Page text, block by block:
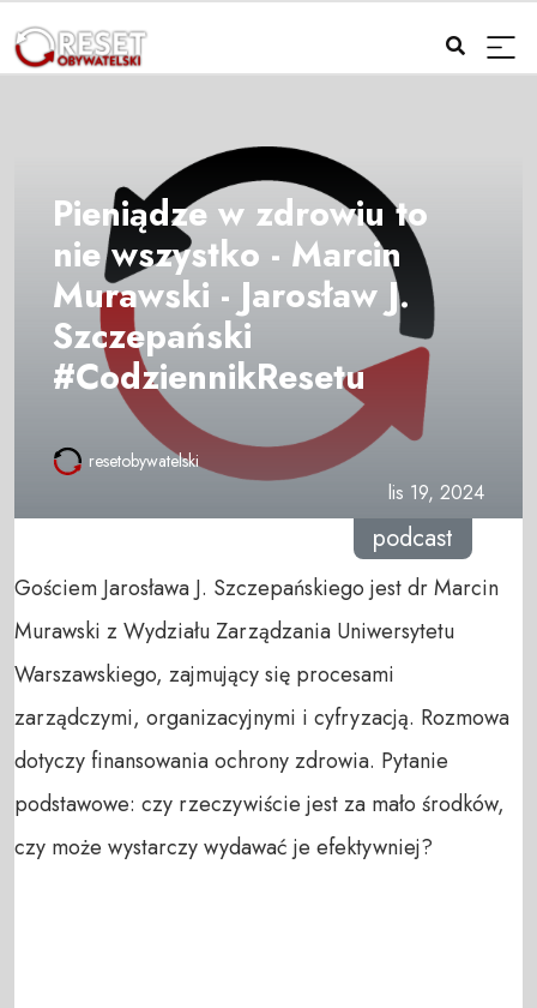
Pieniądze w zdrowiu to
nie wszystko - Marcin
Murawski - Jarosław J.
Szczepański
#CodziennikResetu
resetobywatelski
lis 19, 2024
podcast
Gościem Jarosława J. Szczepańskiego jest dr Marcin
Murawski z Wydziału Zarządzania Uniwersytetu
Warszawskiego, zajmujący się procesami
zarządczymi, organizacyjnymi i cyfryzacją. Rozmowa
dotyczy finansowania ochrony zdrowia. Pytanie
podstawowe: czy rzeczywiście jest za mało środków,
czy może wystarczy wydawać je efektywniej?